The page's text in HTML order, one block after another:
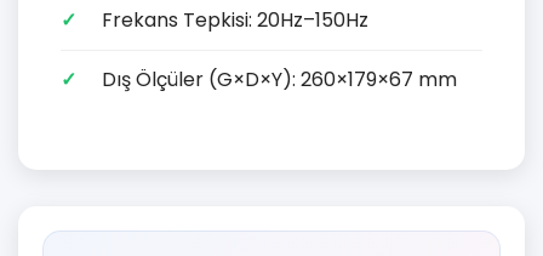
Frekans Tepkisi: 20Hz–150Hz
Dış Ölçüler (G×D×Y): 260×179×67 mm